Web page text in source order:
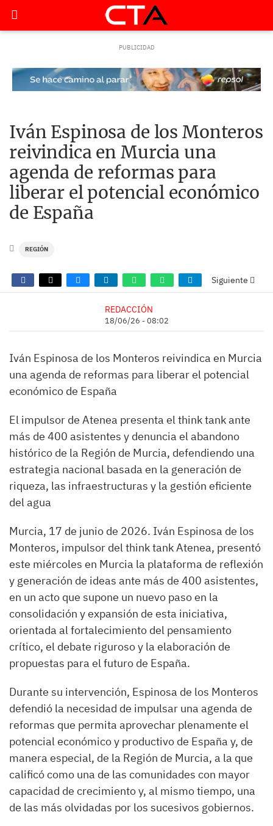
Iván Espinosa de los Monteros
reivindica en Murcia una
agenda de reformas para
liberar el potencial económico
de España
REGIÓN
Siguiente
REDACCIÓN
18/06/26 - 08:02
Iván Espinosa de los Monteros reivindica en Murcia
una agenda de reformas para liberar el potencial
económico de España
El impulsor de Atenea presenta el think tank ante
más de 400 asistentes y denuncia el abandono
histórico de la Región de Murcia, defendiendo una
estrategia nacional basada en la generación de
riqueza, las infraestructuras y la gestión eficiente
del agua
Murcia, 17 de junio de 2026. Iván Espinosa de los
Monteros, impulsor del think tank Atenea, presentó
este miércoles en Murcia la plataforma de reflexión
y generación de ideas ante más de 400 asistentes,
en un acto que supone un nuevo paso en la
consolidación y expansión de esta iniciativa,
orientada al fortalecimiento del pensamiento
crítico, el debate riguroso y la elaboración de
propuestas para el futuro de España.
Durante su intervención, Espinosa de los Monteros
defendió la necesidad de impulsar una agenda de
reformas que permita aprovechar plenamente el
potencial económico y productivo de España y, de
manera especial, de la Región de Murcia, a la que
calificó como una de las comunidades con mayor
capacidad de crecimiento y, al mismo tiempo, una
de las más olvidadas por los sucesivos gobiernos.